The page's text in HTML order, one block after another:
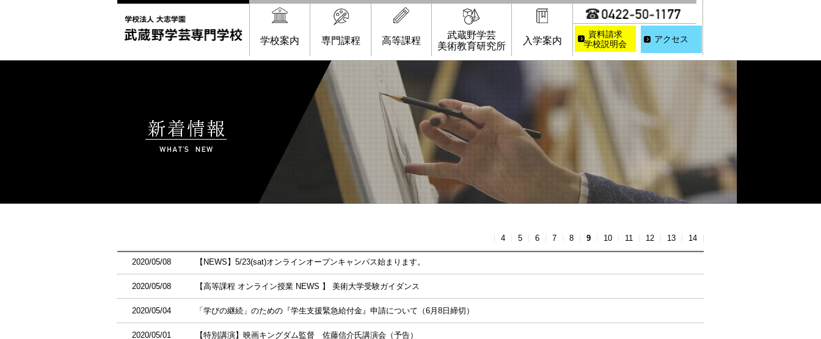
学校案内 専門課程 高等課程
武蔵野学芸
美術教育研究所
入学案内
資料請求
学校説明会
アクセス
4 5 6 7 8 9 10 11 12 13 14
2020/05/08 【NEWS】5/23(sat)オンラインオープンキャンパス始まります。
2020/05/08 【高等課程 オンライン授業 NEWS 】 美術大学受験ガイダンス
2020/05/04 「学びの継続」のための『学生支援緊急給付金』申請について（6月8日締切）
2020/05/01 【特別講演】映画キングダム監督 佐藤信介氏講演会（予告）